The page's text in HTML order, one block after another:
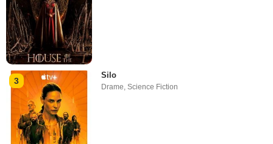
3
Silo
Drame,Science Fiction